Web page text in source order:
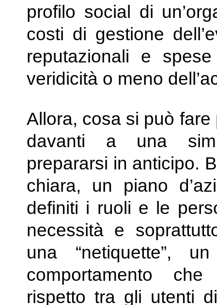
profilo social di
costi di gestione
reputazionali e
veridicità o meno
Allora, cosa si può
davanti a una
prepararsi in anticipo.
chiara, un piano
definiti i ruoli e le
necessità e
una “netiquette”,
comportamento
rispetto tra gli utenti